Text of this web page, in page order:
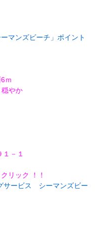
マンズビーチ」ポイント
やか
－１
クリック ！！
サービス シーマンズビー